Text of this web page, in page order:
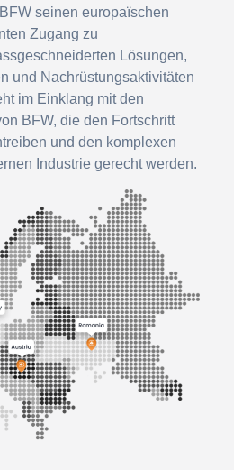
seinen europaïschen
Zugang zu
Lösungen,
und Nachrüstungsaktivitäten
im Einklang mit den
BFW, die den Fortschritt
und den komplexen
Industrie gerecht werden.